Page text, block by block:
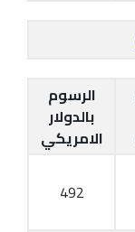
الرسوم
بالدولار
الامريكي
492